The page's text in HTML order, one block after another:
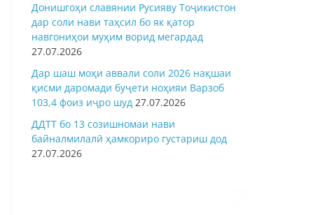
Донишгоҳи славянии Русияву Тоҷикистон
дар соли нави таҳсил бо як қатор
навгониҳои муҳим ворид мегардад
27.07.2026
Дар шаш моҳи аввали соли 2026 нақшаи
қисми даромади буҷети ноҳияи Варзоб
103,4 фоиз иҷро шуд 27.07.2026
ДДТТ бо 13 созишномаи нави
байналмилалӣ ҳамкориро густариш дод
27.07.2026